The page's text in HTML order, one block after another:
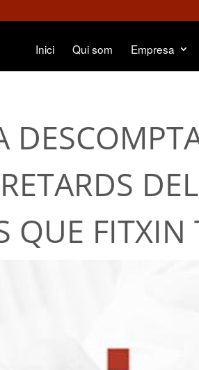
Inici Qui som Empresa
QUE FITXIN